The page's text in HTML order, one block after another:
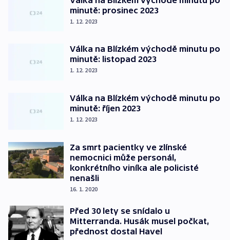
minutě: prosinec 2023
1. 12. 2023
Válka na Blízkém východě minutu po
minutě: listopad 2023
1. 12. 2023
Válka na Blízkém východě minutu po
minutě: říjen 2023
1. 12. 2023
Za smrt pacientky ve zlínské
nemocnici může personál,
konkrétního viníka ale policisté
nenašli
16. 1. 2020
Před 30 lety se snídalo u
Mitterranda. Husák musel počkat,
přednost dostal Havel